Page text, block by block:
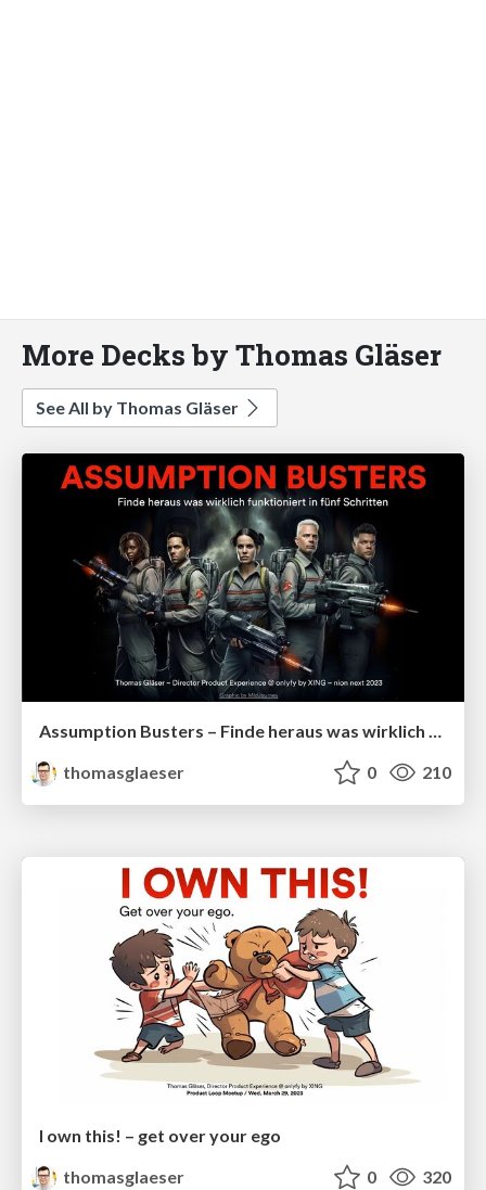
More Decks by Thomas Gläser
See All by Thomas Gläser
Assumption Busters – Finde heraus was wirklich funktioniert in fünf Schritten
thomasglaeser
0 210
I own this! – get over your ego
thomasglaeser
0 320